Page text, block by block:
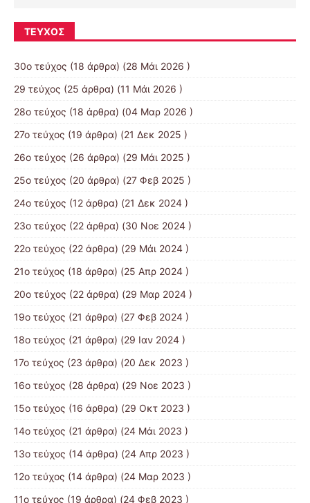
ΤΕΎΧΟΣ
30ο τεύχος (18 άρθρα) (28 Μάι 2026 )
29 τεύχος (25 άρθρα) (11 Μάι 2026 )
28ο τεύχος (18 άρθρα) (04 Μαρ 2026 )
27ο τεύχος (19 άρθρα) (21 Δεκ 2025 )
26ο τεύχος (26 άρθρα) (29 Μάι 2025 )
25ο τεύχος (20 άρθρα) (27 Φεβ 2025 )
24ο τεύχος (12 άρθρα) (21 Δεκ 2024 )
23ο τεύχος (22 άρθρα) (30 Νοε 2024 )
22ο τεύχος (22 άρθρα) (29 Μάι 2024 )
21o τεύχος (18 άρθρα) (25 Απρ 2024 )
20ο τεύχος (22 άρθρα) (29 Μαρ 2024 )
19ο τεύχος (21 άρθρα) (27 Φεβ 2024 )
18ο τεύχος (21 άρθρα) (29 Ιαν 2024 )
17o τεύχος (23 άρθρα) (20 Δεκ 2023 )
16ο τεύχος (28 άρθρα) (29 Νοε 2023 )
15ο τεύχος (16 άρθρα) (29 Οκτ 2023 )
14ο τεύχος (21 άρθρα) (24 Μάι 2023 )
13ο τεύχος (14 άρθρα) (24 Απρ 2023 )
12ο τεύχος (14 άρθρα) (24 Μαρ 2023 )
11ο τεύχος (19 άρθρα) (24 Φεβ 2023 )